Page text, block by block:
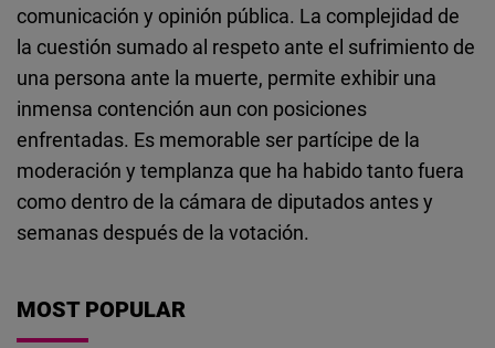
comunicación y opinión pública. La complejidad de
la cuestión sumado al respeto ante el sufrimiento de
una persona ante la muerte, permite exhibir una
inmensa contención aun con posiciones
enfrentadas. Es memorable ser partícipe de la
moderación y templanza que ha habido tanto fuera
como dentro de la cámara de diputados antes y
semanas después de la votación.
MOST POPULAR